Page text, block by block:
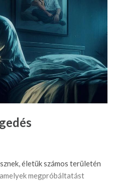
életük számos területén
megpróbáltatást